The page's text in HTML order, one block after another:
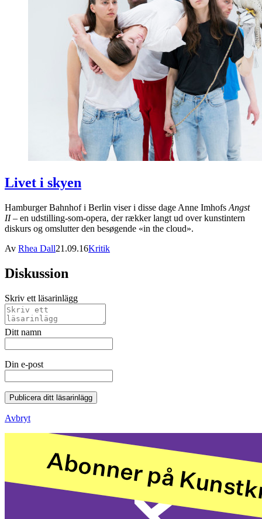
Livet i skyen
Hamburger Bahnhof i Berlin viser i disse dage Anne Imhofs Angst
II– en udstilling-som-opera, der rækker langt ud over kunstintern
diskurs og omslutter den besøgende «in the cloud».
Av Rhea Dall21.09.16Kritik
Diskussion
Skriv ett läsarinlägg
Ditt namn
Din e-post
Publicera ditt läsarinlägg
Avbryt